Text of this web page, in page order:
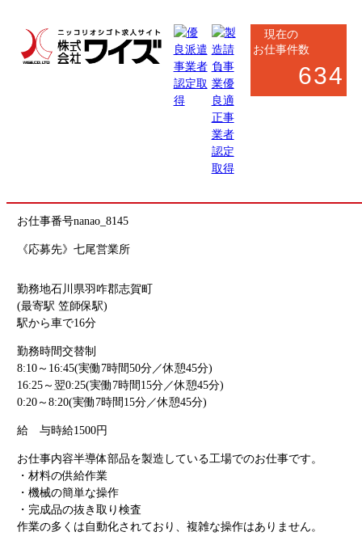
現在の
お仕事件数
634
お仕事番号nanao_8145
《応募先》七尾営業所
勤務地石川県羽咋郡志賀町
(最寄駅 笠師保駅)
駅から車で16分
勤務時間交替制
8:10～16:45(実働7時間50分／休憩45分)
16:25～翌0:25(実働7時間15分／休憩45分)
0:20～8:20(実働7時間15分／休憩45分)
給 与時給1500円
お仕事内容半導体部品を製造している工場でのお仕事です。
・材料の供給作業
・機械の簡単な操作
・完成品の抜き取り検査
作業の多くは自動化されており、複雑な操作はありません。